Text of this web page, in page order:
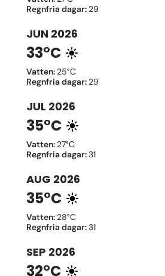
Regnfria dagar: 29
JUN 2026
33°C
Vatten: 25°C
Regnfria dagar: 29
JUL 2026
35°C
Vatten: 27°C
Regnfria dagar:31
AUG 2026
35°C
Vatten: 28°C
Regnfria dagar:31
SEP 2026
32°C